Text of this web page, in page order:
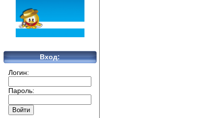
Вход:
Логин:
Пароль: